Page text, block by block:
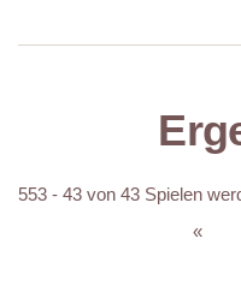
553 - 43 von 43 Spielen
«